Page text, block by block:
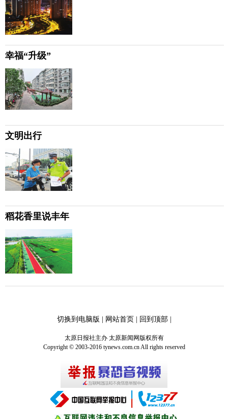
幸福“升级”
文明出行
稻花香里说丰年
切换到电脑版 网站首页 回到顶部|
太原日报社主办 太原新闻网版权所有
Copyright © 2003-2016 tynews.com.cn All rights reserved